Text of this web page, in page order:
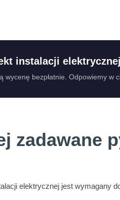
instalacji elektrycznej
wycenę bezpłatnie. Odpowiemy w
zadawane
elektrycznej jest wymagany